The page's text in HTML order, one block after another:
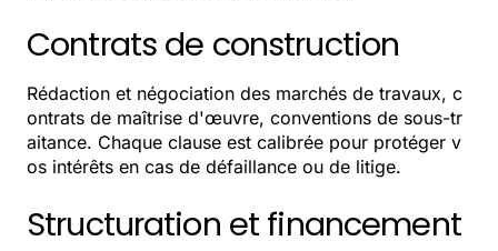
Contrats de construction
Rédaction et négociation des marchés de travaux, c
ontrats de maîtrise d'œuvre, conventions de sous-tr
aitance. Chaque clause est calibrée pour protéger v
os intérêts en cas de défaillance ou de litige.
Structuration et financement